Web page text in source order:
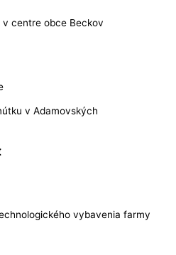
centre obce Beckov
v Adamovských
vybavenia farmy